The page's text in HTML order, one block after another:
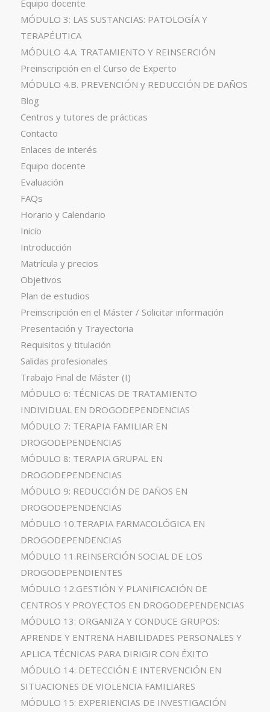
Equipo docente
MÓDULO 3: LAS SUSTANCIAS: PATOLOGÍA Y
TERAPÉUTICA
MÓDULO 4.A. TRATAMIENTO Y REINSERCIÓN
Preinscripción en el Curso de Experto
MÓDULO 4.B. PREVENCIÓN y REDUCCIÓN DE DAÑOS
Blog
Centros y tutores de prácticas
Contacto
Enlaces de interés
Equipo docente
Evaluación
FAQs
Horario y Calendario
Inicio
Introducción
Matrícula y precios
Objetivos
Plan de estudios
Preinscripción en el Máster / Solicitar información
Presentación y Trayectoria
Requisitos y titulación
Salidas profesionales
Trabajo Final de Máster (I)
MÓDULO 6: TÉCNICAS DE TRATAMIENTO
INDIVIDUAL EN DROGODEPENDENCIAS
MÓDULO 7: TERAPIA FAMILIAR EN
DROGODEPENDENCIAS
MÓDULO 8: TERAPIA GRUPAL EN
DROGODEPENDENCIAS
MÓDULO 9: REDUCCIÓN DE DAÑOS EN
DROGODEPENDENCIAS
MÓDULO 10.TERAPIA FARMACOLÓGICA EN
DROGODEPENDENCIAS
MÓDULO 11.REINSERCIÓN SOCIAL DE LOS
DROGODEPENDIENTES
MÓDULO 12.GESTIÓN Y PLANIFICACIÓN DE
CENTROS Y PROYECTOS EN DROGODEPENDENCIAS
MÓDULO 13: ORGANIZA Y CONDUCE GRUPOS:
APRENDE Y ENTRENA HABILIDADES PERSONALES Y
APLICA TÉCNICAS PARA DIRIGIR CON ÉXITO
MÓDULO 14: DETECCIÓN E INTERVENCIÓN EN
SITUACIONES DE VIOLENCIA FAMILIARES
MÓDULO 15: EXPERIENCIAS DE INVESTIGACIÓN